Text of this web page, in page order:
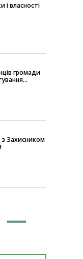
і власності
громади
з Захисником